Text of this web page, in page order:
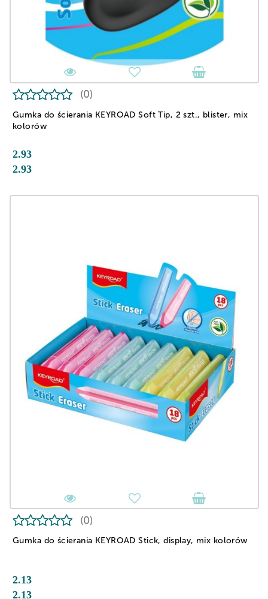
Gumka do ścierania KEYROAD Soft Tip, 2 szt., blister, mix
kolorów
(0)
2.93
2.93
Gumka do ścierania KEYROAD Stick, display, mix kolorów
(0)
2.13
2.13